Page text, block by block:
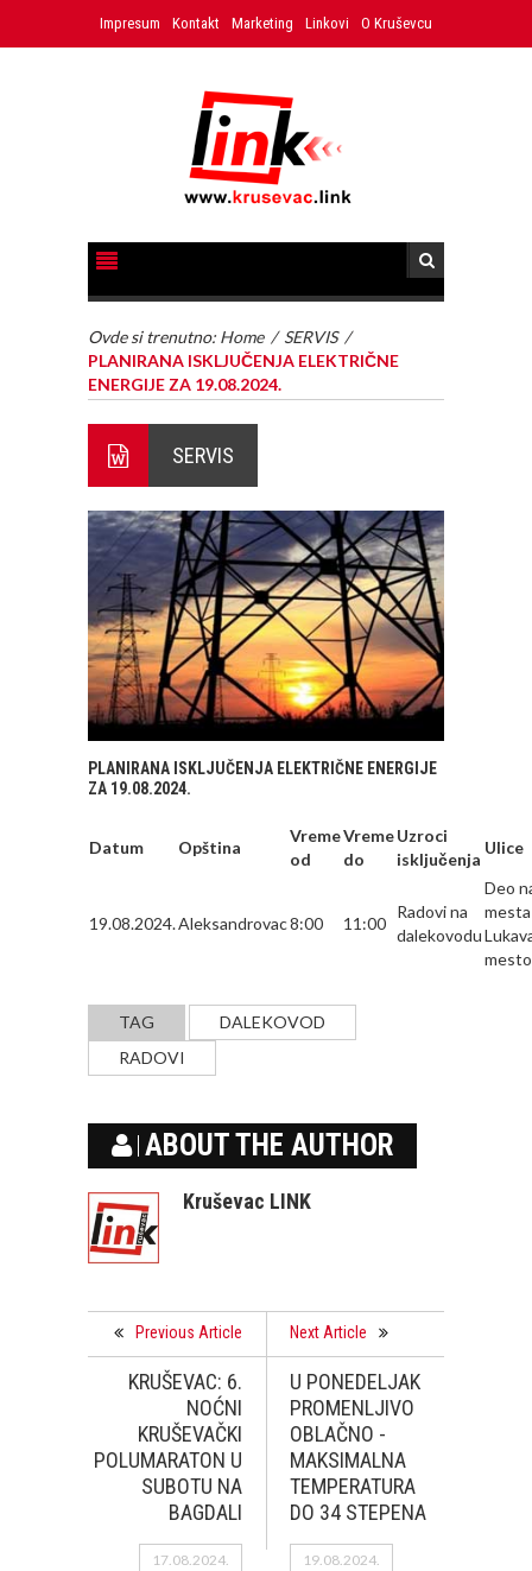
Impresum Kontakt Marketing Linkovi O Kruševcu
Ovde si trenutno: Home / SERVIS /
PLANIRANA ISKLJUČENJA ELEKTRIČNE
ENERGIJE ZA 19.08.2024.
SERVIS
PLANIRANA ISKLJUČENJA ELEKTRIČNE ENERGIJE
ZA 19.08.2024.
Datum Opština
Vreme
od
Vreme
do
Uzroci
isključenja
Ulice
19.08.2024.Aleksandrovac8:00 11:00
Radovi na
dalekovodu
Deo
mesta
TAG
DALEKOVOD
RADOVI
ABOUT THE AUTHOR
Kruševac LINK
Previous Article
KRUŠEVAC: 6.
NOĆNI
KRUŠEVAČKI
POLUMARATON U
SUBOTU NA
BAGDALI
17.08.2024.
Next Article
U PONEDELJAK
PROMENLJIVO
OBLAČNO -
MAKSIMALNA
TEMPERATURA
DO 34 STEPENA
19.08.2024.